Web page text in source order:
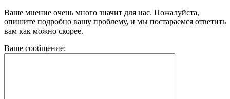
Ваше мнение очень много значит для нас. Пожалуйста,
опишите подробно вашу проблему, и мы постараемся ответить
вам как можно скорее.
Ваше сообщение: